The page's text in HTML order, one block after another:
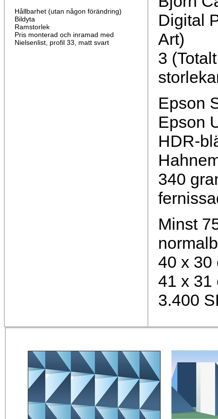
Hållbarhet (utan någon förändring)
Bildyta
Ramstorlek
Pris monterad och inramad med
Nielsenlist, profil 33, matt svart
Digital
Art)
3
Epson
Epson
HDR-
340
Minst
40 x 30
41 x 31
3.400